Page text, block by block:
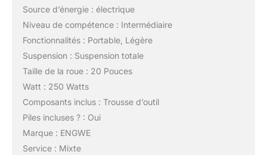
Source d’énergie : électrique
Niveau de compétence : Intermédiaire
Fonctionnalités : Portable, Légère
Suspension : Suspension totale
Taille de la roue : 20 Pouces
Watt : 250 Watts
Composants inclus : Trousse d’outil
Piles incluses ? : Oui
Marque : ENGWE
Service : Mixte